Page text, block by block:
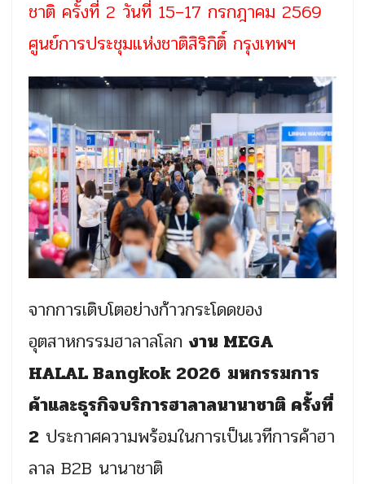
ชาติ ครั้งที่ 2 วันที่ 15–17 กรกฎาคม 2569
ศูนย์การประชุมแห่งชาติสิริกิติ์ กรุงเทพฯ
จากการเติบโตอย่างก้าวกระโดดของ
อุตสาหกรรมฮาลาลโลกงาน MEGA
HALAL Bangkok 2026 มหกรรมการ
ค้าและธุรกิจบริการฮาลาลนานาชาติ ครั้งที่
2 ประกาศความพร้อมในการเป็นเวทีการค้าฮา
ลาล B2B นานาชาติ